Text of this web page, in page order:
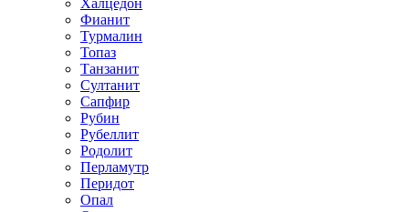
Халцедон
Фианит
Турмалин
Топаз
Танзанит
Султанит
Сапфир
Рубин
Рубеллит
Родолит
Перламутр
Перидот
Опал